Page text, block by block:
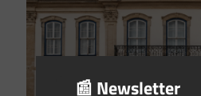
📰 Newsletter